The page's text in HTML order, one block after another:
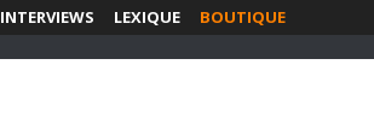
INTERVIEWS LEXIQUE BOUTIQUE